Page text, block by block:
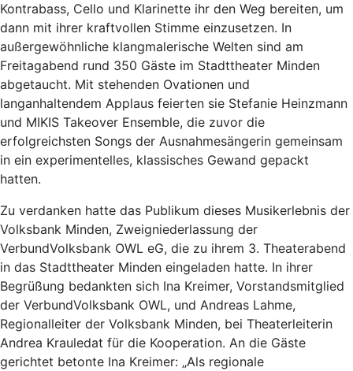
Kontrabass, Cello und Klarinette ihr den Weg bereiten, um
dann mit ihrer kraftvollen Stimme einzusetzen. In
außergewöhnliche klangmalerische Welten sind am
Freitagabend rund 350 Gäste im Stadttheater Minden
abgetaucht. Mit stehenden Ovationen und
langanhaltendem Applaus feierten sie Stefanie Heinzmann
und MIKIS Takeover Ensemble, die zuvor die
erfolgreichsten Songs der Ausnahmesängerin gemeinsam
in ein experimentelles, klassisches Gewand gepackt
hatten.
Zu verdanken hatte das Publikum dieses Musikerlebnis der
Volksbank Minden, Zweigniederlassung der
VerbundVolksbank OWL eG, die zu ihrem 3. Theaterabend
in das Stadttheater Minden eingeladen hatte. In ihrer
Begrüßung bedankten sich Ina Kreimer, Vorstandsmitglied
der VerbundVolksbank OWL, und Andreas Lahme,
Regionalleiter der Volksbank Minden, bei Theaterleiterin
Andrea Krauledat für die Kooperation. An die Gäste
gerichtet betonte Ina Kreimer: „Als regionale